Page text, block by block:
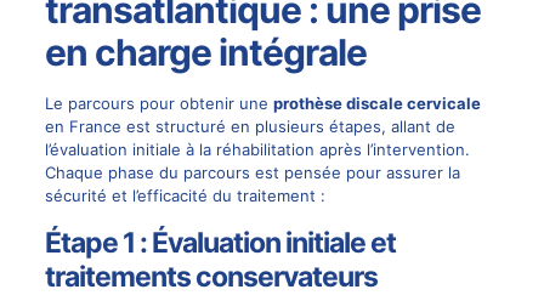
transatlantique : une prise
en charge intégrale
Le parcours pour obtenir une prothèse discale cervicale
en France est structuré en plusieurs étapes, allant de
l’évaluation initiale à la réhabilitation après l’intervention.
Chaque phase du parcours est pensée pour assurer la
sécurité et l’efficacité du traitement :
Étape 1 : Évaluation initiale et
traitements conservateurs